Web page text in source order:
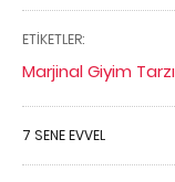
ETIKETLER:
Marjinal Giyim Tarzı
7 SENE EVVEL